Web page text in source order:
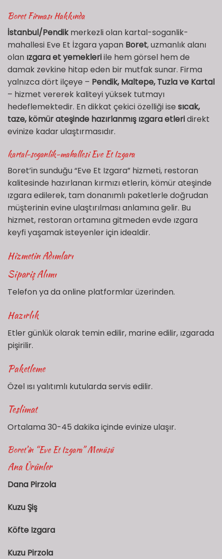
Boret Firması Hakkında
İstanbul/Pendikmerkezli olan kartal-soganlik-
mahallesi Eve Et İzgara yapan Boret, uzmanlık alanı
olan ızgara et yemekleriile hem görsel hem de
damak zevkine hitap eden bir mutfak sunar. Firma
yalnızca dört ilçeye – Pendik, Maltepe, Tuzla ve Kartal
– hizmet vererek kaliteyi yüksek tutmayı
hedeflemektedir. En dikkat çekici özelliği ise sıcak,
taze, kömür ateşinde hazırlanmış ızgara etleridirekt
evinize kadar ulaştırmasıdır.
kartal-soganlik-mahallesi Eve Et Izgara
Boret’in sunduğu “Eve Et Izgara” hizmeti, restoran
kalitesinde hazırlanan kırmızı etlerin, kömür ateşinde
ızgara edilerek, tam donanımlı paketlerle doğrudan
müşterinin evine ulaştırılması anlamına gelir. Bu
hizmet, restoran ortamına gitmeden evde ızgara
keyfi yaşamak isteyenler için idealdir.
Hizmetin Adımları
Sipariş Alımı
Telefon ya da online platformlar üzerinden.
Hazırlık
Etler günlük olarak temin edilir, marine edilir, ızgarada
pişirilir.
Paketleme
Özel ısı yalıtımlı kutularda servis edilir.
Teslimat
Ortalama 30-45 dakika içinde evinize ulaşır.
Boret’in “Eve Et Izgara” Menüsü
Ana Ürünler
Dana Pirzola
Kuzu Şiş
Köfte Izgara
Kuzu Pirzola